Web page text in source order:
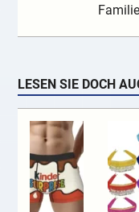
LESEN SIE DOCH